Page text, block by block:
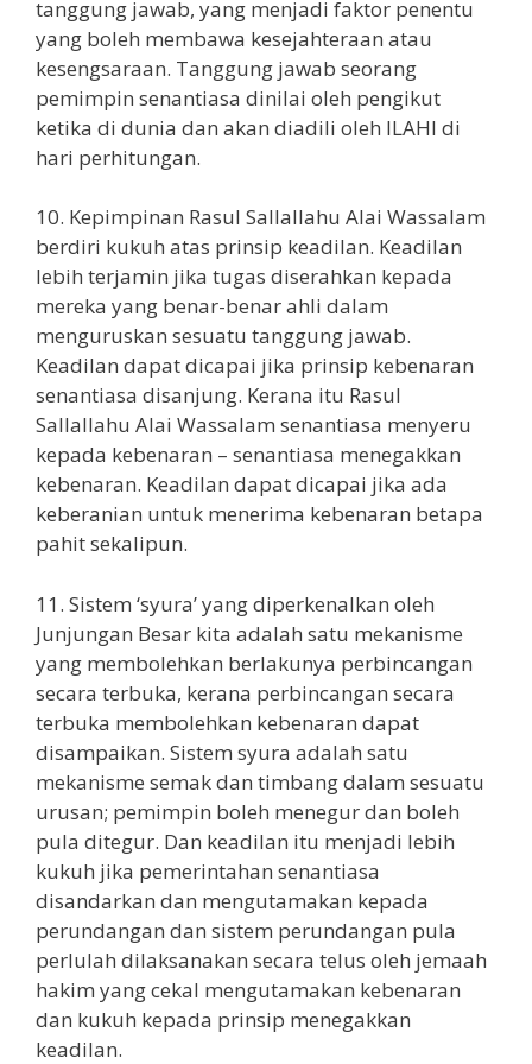
tanggung jawab, yang menjadi faktor penentu
yang boleh membawa kesejahteraan atau
kesengsaraan. Tanggung jawab seorang
pemimpin senantiasa dinilai oleh pengikut
ketika di dunia dan akan diadili oleh ILAHI di
hari perhitungan.
10. Kepimpinan Rasul Sallallahu Alai Wassalam
berdiri kukuh atas prinsip keadilan. Keadilan
lebih terjamin jika tugas diserahkan kepada
mereka yang benar-benar ahli dalam
menguruskan sesuatu tanggung jawab.
Keadilan dapat dicapai jika prinsip kebenaran
senantiasa disanjung. Kerana itu Rasul
Sallallahu Alai Wassalam senantiasa menyeru
kepada kebenaran – senantiasa menegakkan
kebenaran. Keadilan dapat dicapai jika ada
keberanian untuk menerima kebenaran betapa
pahit sekalipun.
11. Sistem ‘syura’ yang diperkenalkan oleh
Junjungan Besar kita adalah satu mekanisme
yang membolehkan berlakunya perbincangan
secara terbuka, kerana perbincangan secara
terbuka membolehkan kebenaran dapat
disampaikan. Sistem syura adalah satu
mekanisme semak dan timbang dalam sesuatu
urusan; pemimpin boleh menegur dan boleh
pula ditegur. Dan keadilan itu menjadi lebih
kukuh jika pemerintahan senantiasa
disandarkan dan mengutamakan kepada
perundangan dan sistem perundangan pula
perlulah dilaksanakan secara telus oleh jemaah
hakim yang cekal mengutamakan kebenaran
dan kukuh kepada prinsip menegakkan
keadilan.